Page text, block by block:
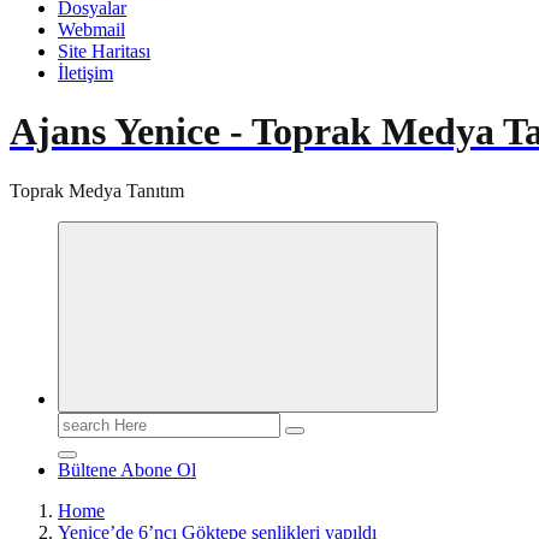
Dosyalar
Webmail
Site Haritası
İletişim
Ajans Yenice - Toprak Medya
Toprak Medya Tanıtım
Search
for:
Bültene Abone Ol
Home
Yenice’de 6’ncı Göktepe şenlikleri yapıldı